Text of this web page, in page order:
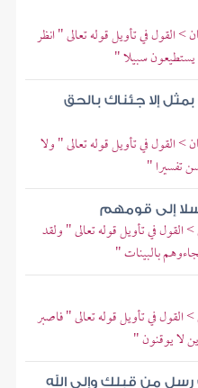
> القول في تأويل قوله تعالى " انظر
سبيلا "
إلا جئناك بالحق
> القول في تأويل قوله تعالى " ولا
تفسيرا "
إلى قومهم
القول في تأويل قوله تعالى " ولقد
بالبينات "
القول في تأويل قوله تعالى " فاصبر
لا يوقنون "
من قبلك وإلى الله